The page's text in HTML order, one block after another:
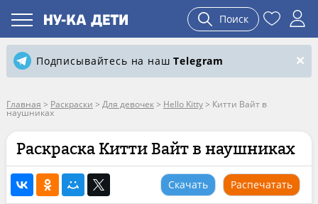
Поиск
Подписывайтесь на нашTelegram
Главная > Раскраски > Для девочек> Hello Kitty> Китти Вайт в
наушниках
Раскраска Китти Вайт в наушниках
Скачать Распечатать